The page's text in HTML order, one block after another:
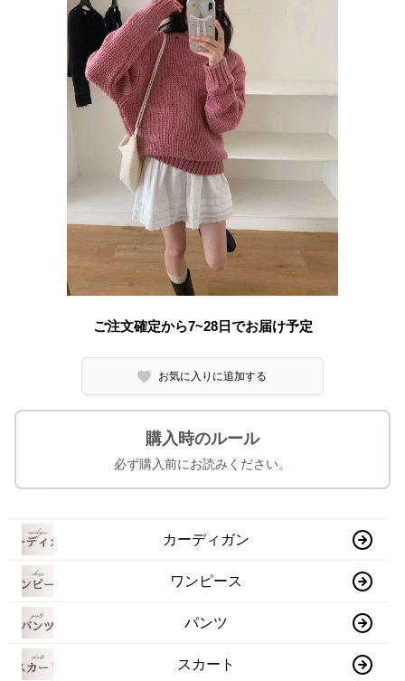
ご注文確定から7~28日でお届け予定
お気に入りに追加する
購入時のルール
必ず購入前にお読みください。
カーディガン
ワンピース
パンツ
スカート